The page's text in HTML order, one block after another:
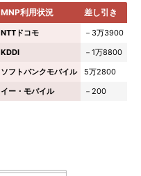
MNP利用状況 差し引き
NTTドコモ
－3万3900
KDDI
－1万8800
ソフトバンクモバイル
5万2800
イー・モバイル
－200